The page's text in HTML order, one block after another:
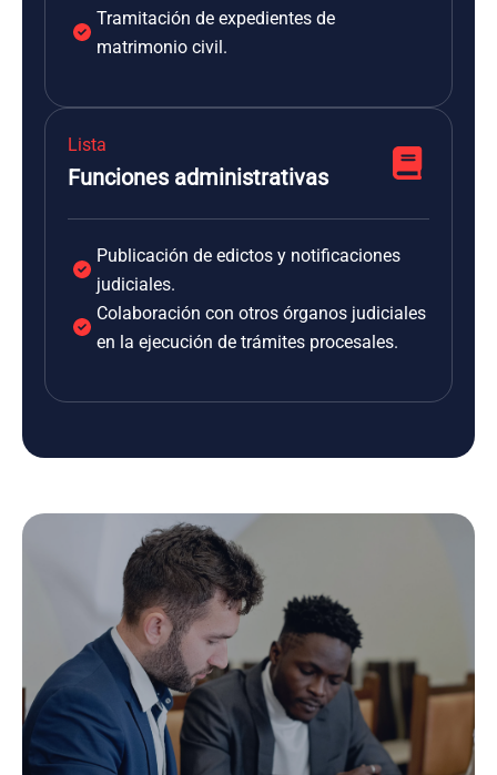
Tramitación de expedientes de
matrimonio civil.
Lista
Funciones administrativas
Publicación de edictos y notificaciones
judiciales.
Colaboración con otros órganos judiciales
en la ejecución de trámites procesales.